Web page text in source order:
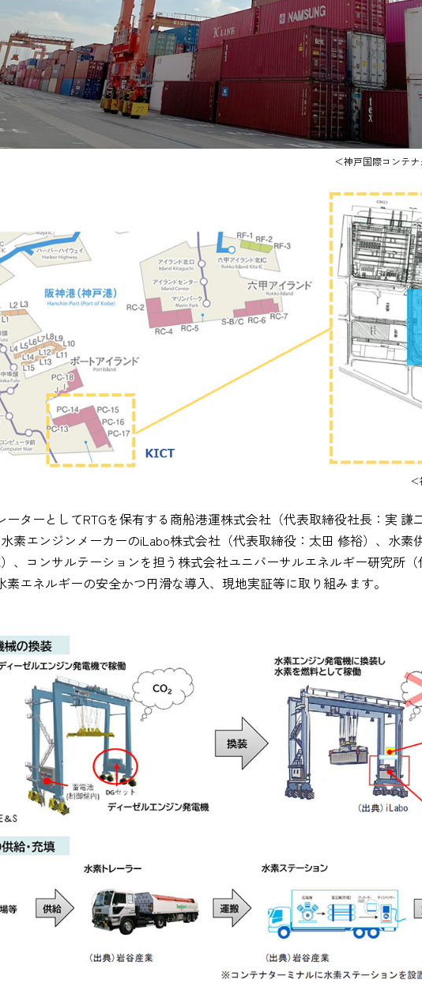
＜神戸国際コンテ
ーターとしてRTGを保有する商船港運株式会社（代表取締役社長：実
素エンジンメーカーのiLabo株式会社（代表取締役：太田 修裕）、水
、コンサルテーションを担う株式会社ユニバーサルエネルギー研究所
エネルギーの安全かつ円滑な導入、現地実証等に取り組みます。